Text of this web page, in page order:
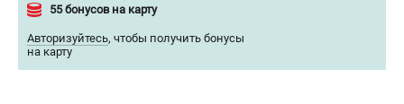
Как нас найти
ИНФОРМАЦИЯ
55 бонусов на карту
Авторизуйтесь, чтобы получить бонусы
на карту